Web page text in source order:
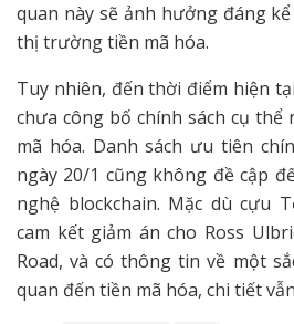
quan này sẽ ảnh hưởng đáng
thị trường tiền mã hóa.
Tuy nhiên, đến thời điểm hiện
chưa công bố chính sách cụ thể
mã hóa. Danh sách ưu tiên
ngày 20/1 cũng không đề cập
nghệ blockchain. Mặc dù cựu
cam kết giảm án cho Ross
Road, và có thông tin về một
quan đến tiền mã hóa, chi tiết